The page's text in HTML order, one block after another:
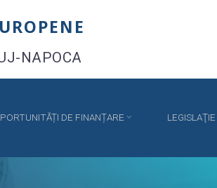
NAPOCA
DE FINANȚARE LEGISLAŢIE